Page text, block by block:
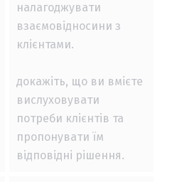
налагоджувати
взаємовідносини з
клієнтами.
докажіть, що ви вмієте
вислуховувати
потреби клієнтів та
пропонувати їм
відповідні рішення.